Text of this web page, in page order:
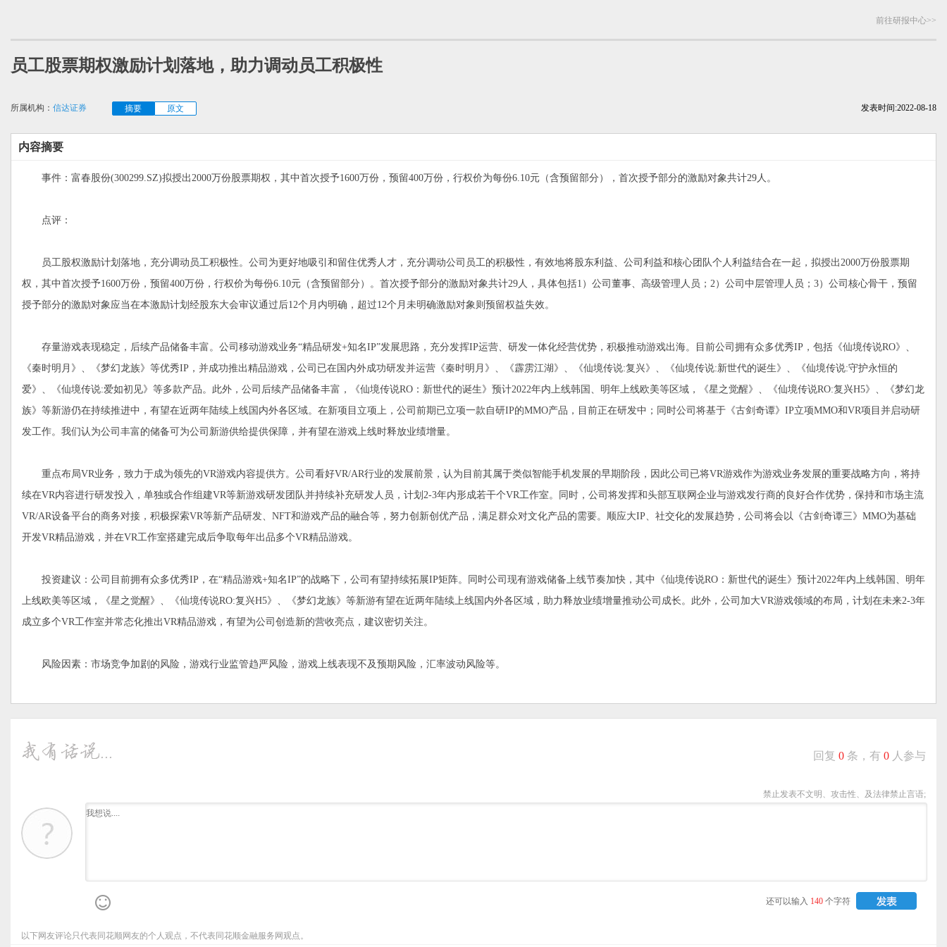
前往研报中心>>
员工股票期权激励计划落地，助力调动员工积极性
所属机构： 信达证券 摘要 原文 发表时间:2022-08-18
内容摘要
事件：富春股份(300299.SZ)拟授出2000万份股票期权，其中首次授予1600万份，预留400万份，行权价为每份6.10元（含预留部分），首次授予部分的激励对象共计29人。
点评：
员工股权激励计划落地，充分调动员工积极性。公司为更好地吸引和留住优秀人才，充分调动公司员工的积极性，有效地将股东利益、公司利益和核心团队个人利益结合在一起，拟授出2000万份股票期
权，其中首次授予1600万份，预留400万份，行权价为每份6.10元（含预留部分）。首次授予部分的激励对象共计29人，具体包括1）公司董事、高级管理人员；2）公司中层管理人员；3）公司核心骨干，预留
授予部分的激励对象应当在本激励计划经股东大会审议通过后12个月内明确，超过12个月未明确激励对象则预留权益失效。
存量游戏表现稳定，后续产品储备丰富。公司移动游戏业务“精品研发+知名IP”发展思路，充分发挥IP运营、研发一体化经营优势，积极推动游戏出海。目前公司拥有众多优秀IP，包括《仙境传说RO》、
《秦时明月》、《梦幻龙族》等优秀IP，并成功推出精品游戏，公司已在国内外成功研发并运营《秦时明月》、《霹雳江湖》、《仙境传说:复兴》、《仙境传说:新世代的诞生》、《仙境传说:守护永恒的
爱》、《仙境传说:爱如初见》等多款产品。此外，公司后续产品储备丰富，《仙境传说RO：新世代的诞生》预计2022年内上线韩国、明年上线欧美等区域，《星之觉醒》、《仙境传说RO:复兴H5》、《梦幻龙
族》等新游仍在持续推进中，有望在近两年陆续上线国内外各区域。在新项目立项上，公司前期已立项一款自研IP的MMO产品，目前正在研发中；同时公司将基于《古剑奇谭》IP立项MMO和VR项目并启动研
发工作。我们认为公司丰富的储备可为公司新游供给提供保障，并有望在游戏上线时释放业绩增量。
重点布局VR业务，致力于成为领先的VR游戏内容提供方。公司看好VR/AR行业的发展前景，认为目前其属于类似智能手机发展的早期阶段，因此公司已将VR游戏作为游戏业务发展的重要战略方向，将持
续在VR内容进行研发投入，单独或合作组建VR等新游戏研发团队并持续补充研发人员，计划2-3年内形成若干个VR工作室。同时，公司将发挥和头部互联网企业与游戏发行商的良好合作优势，保持和市场主流
VR/AR设备平台的商务对接，积极探索VR等新产品研发、NFT和游戏产品的融合等，努力创新创优产品，满足群众对文化产品的需要。顺应大IP、社交化的发展趋势，公司将会以《古剑奇谭三》MMO为基础
开发VR精品游戏，并在VR工作室搭建完成后争取每年出品多个VR精品游戏。
投资建议：公司目前拥有众多优秀IP，在“精品游戏+知名IP”的战略下，公司有望持续拓展IP矩阵。同时公司现有游戏储备上线节奏加快，其中《仙境传说RO：新世代的诞生》预计2022年内上线韩国、明年
上线欧美等区域，《星之觉醒》、《仙境传说RO:复兴H5》、《梦幻龙族》等新游有望在近两年陆续上线国内外各区域，助力释放业绩增量推动公司成长。此外，公司加大VR游戏领域的布局，计划在未来2-3年
成立多个VR工作室并常态化推出VR精品游戏，有望为公司创造新的营收亮点，建议密切关注。
风险因素：市场竞争加剧的风险，游戏行业监管趋严风险，游戏上线表现不及预期风险，汇率波动风险等。
回复 0 条，有 0 人参与
禁止发表不文明、攻击性、及法律禁止言语;
还可以输入 140 个字符
以下网友评论只代表同花顺网友的个人观点，不代表同花顺金融服务网观点。